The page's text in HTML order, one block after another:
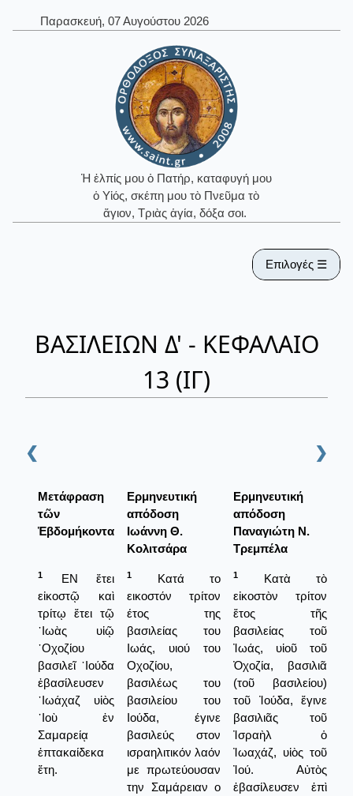
Παρασκευή, 07 Αυγούστου 2026
Ἡ ἐλπίς μου ὁ Πατήρ, καταφυγή μου
ὁ Υἱός, σκέπη μου τὸ Πνεῦμα τὸ
ἅγιον, Τριὰς ἁγία, δόξα σοι.
Επιλογές ☰
ΒΑΣΙΛΕΙΩΝ Δ' - ΚΕΦΑΛΑΙΟ
13 (ΙΓ)
❮ ❯
Μετάφραση
τῶν
Ἑβδομήκοντα
Ερμηνευτική
απόδοση
Ιωάννη Θ.
Κολιτσάρα
Ερμηνευτική
απόδοση
Παναγιώτη Ν.
Τρεμπέλα
1
ΕΝ ἔτει
εἰκοστῷ καὶ
τρίτῳ ἔτει τῷ
᾿Ιωὰς υἱῷ
᾿Οχοζίου
βασιλεῖ ᾿Ιούδα
ἐβασίλευσεν
᾿Ιωάχαζ υἱὸς
᾿Ιοὺ ἐν
Σαμαρείᾳ
ἑπτακαίδεκα
ἔτη.
1
Κατά το
εικοστόν τρίτον
έτος της
βασιλείας του
Ιωάς, υιού του
Οχοζίου,
βασιλέως του
βασιλείου του
Ιούδα, έγινε
βασιλεύς στον
ισραηλιτικόν λαόν
με πρωτεύουσαν
την Σαμάρειαν ο
1
Κατὰ τὸ
εἰκοστὸν τρίτον
ἔτος τῆς
βασιλείας τοῦ
Ἰωάς, υἱοῦ τοῦ
Ὀχοζία, βασιλιᾶ
(τοῦ βασιλείου)
τοῦ Ἰούδα, ἔγινε
βασιλιᾶς τοῦ
Ἰσραὴλ ὁ
Ἰωαχάζ, υἱὸς τοῦ
Ἰού. Αὐτὸς
ἐβασίλευσεν ἐπὶ